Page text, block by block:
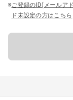
※ご登録のID(メールア
ド未設定の方はこちら